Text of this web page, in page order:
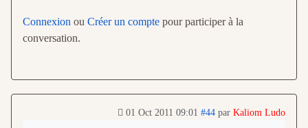
Connexion ou Créer un compte pour participer à la
conversation.
01 Oct 2011 09:01 #44 par Kaliom Ludo